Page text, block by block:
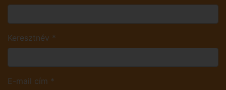
Keresztnév *
E-mail cím *